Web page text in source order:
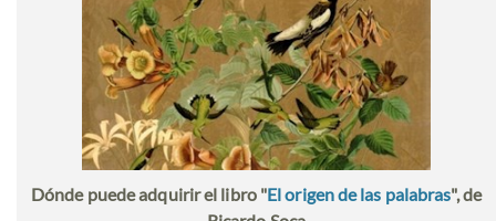
Dónde puede adquirir el libro "El origen de las palabras", de